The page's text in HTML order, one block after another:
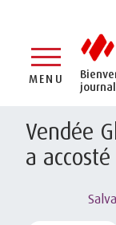
MENU
Vendée
a